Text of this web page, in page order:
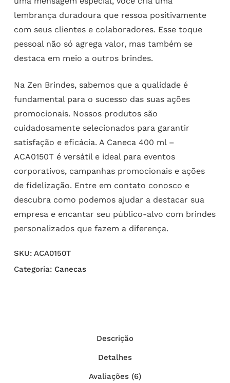
lembrança duradoura que ressoa positivamente
com seus clientes e colaboradores. Esse toque
pessoal não só agrega valor, mas também se
destaca em meio a outros brindes.
Na Zen Brindes, sabemos que a qualidade é
fundamental para o sucesso das suas ações
promocionais. Nossos produtos são
cuidadosamente selecionados para garantir
satisfação e eficácia. A Caneca 400 ml –
ACA0150T é versátil e ideal para eventos
corporativos, campanhas promocionais e ações
de fidelização. Entre em contato conosco e
descubra como podemos ajudar a destacar sua
empresa e encantar seu público-alvo com brindes
personalizados que fazem a diferença.
SKU: ACA0150T
Categoria: Canecas
Descrição
Detalhes
Avaliações (6)